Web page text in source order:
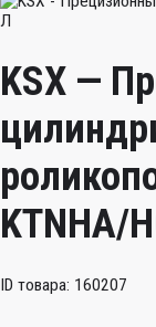
KSX —
KTNHA/
ID товара: 160207